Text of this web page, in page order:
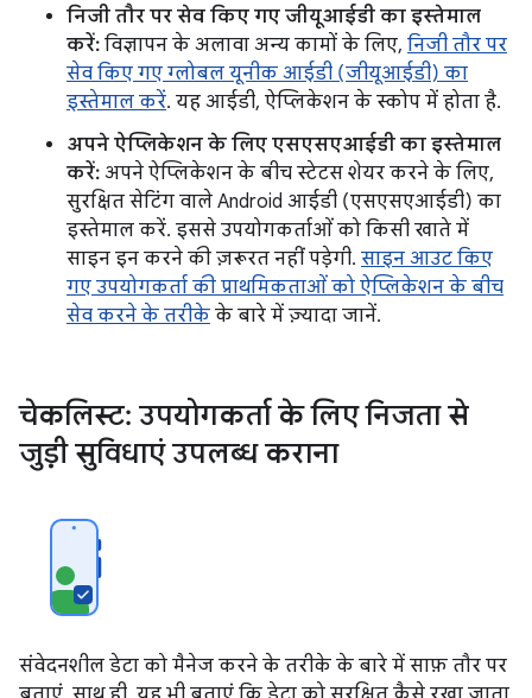
निजी तौर पर सेव किए गए जीयूआईडी का इस्तेमाल
करें: विज्ञापन के अलावा अन्य कामों के लिए, निजी तौर पर
सेव किए गए ग्लोबल यूनीक आईडी (जीयूआईडी) का
इस्तेमाल करें. यह आईडी, ऐप्लिकेशन के स्कोप में होता है.
अपने ऐप्लिकेशन के लिए एसएसएआईडी का इस्तेमाल
करें: अपने ऐप्लिकेशन के बीच स्टेटस शेयर करने के लिए,
सुरक्षित सेटिंग वाले Android आईडी (एसएसएआईडी) का
इस्तेमाल करें. इससे उपयोगकर्ताओं को किसी खाते में
साइन इन करने की ज़रूरत नहीं पड़ेगी. साइन आउट किए
गए उपयोगकर्ता की प्राथमिकताओं को ऐप्लिकेशन के बीच
सेव करने के तरीके के बारे में ज़्यादा जानें.
चेकलिस्ट: उपयोगकर्ता के लिए निजता से
जुड़ी सुविधाएं उपलब्ध कराना
संवेदनशील डेटा को मैनेज करने के तरीके के बारे में साफ़ तौर पर